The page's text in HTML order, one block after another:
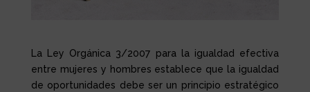
La Ley Orgánica 3/2007 para la igualdad efectiva
entre mujeres y hombres establece que la igualdad
de oportunidades debe ser un principio estratégico